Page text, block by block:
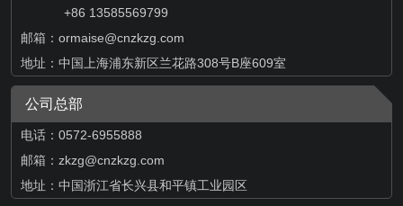
+86 13585569799
邮箱： ormaise@cnzkzg.com
地址：中国上海浦东新区兰花路308号B座609室
公司总部
电话：0572-6955888
邮箱：zkzg@cnzkzg.com
地址：中国浙江省长兴县和平镇工业园区